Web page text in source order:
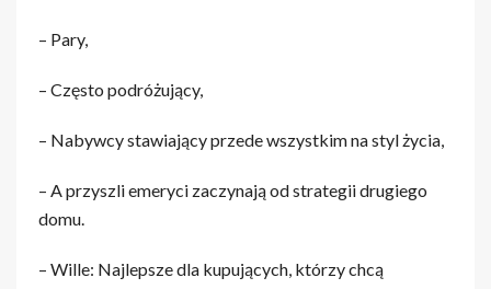
– Pary,
– Często podróżujący,
– Nabywcy stawiający przede wszystkim na styl życia,
– A przyszli emeryci zaczynają od strategii drugiego
domu.
– Wille: Najlepsze dla kupujących, którzy chcą